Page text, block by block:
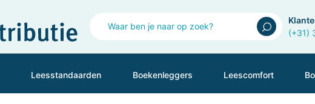
(+31)
Leesstandaarden Boekenleggers Leescomfort